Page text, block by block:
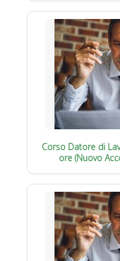
Corso Datore di
ore (Nuovo